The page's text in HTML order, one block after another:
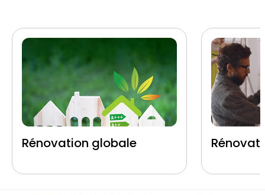
Rénovation globale